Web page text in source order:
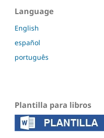
Language
English
español
português
Plantilla para libros